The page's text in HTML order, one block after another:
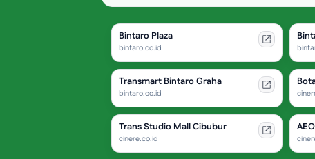
Bintaro Plaza
bintaro.co.id
Transmart Bintaro Graha
bintaro.co.id
Trans Studio Mall Cibubur
cinere.co.id